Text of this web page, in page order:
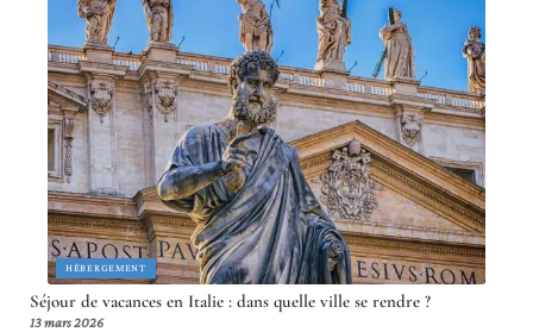
HÉBERGEMENT
Séjour de vacances en Italie : dans quelle ville se rendre ?
13 mars 2026